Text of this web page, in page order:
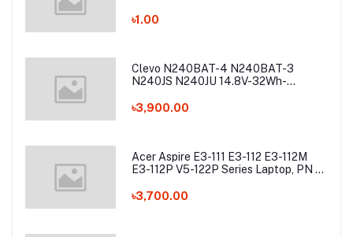
৳1.00
Clevo N240BAT-4 N240BAT-3
N240JS N240JU 14.8V-32Wh-
৳3,900.00
Acer Aspire E3-111 E3-112 E3-112M
E3-112P V5-122P Series Laptop, PN -
৳3,700.00